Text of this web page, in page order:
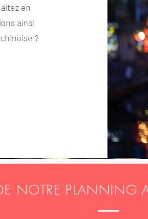
en
ainsi
?
NOTRE PLANNING